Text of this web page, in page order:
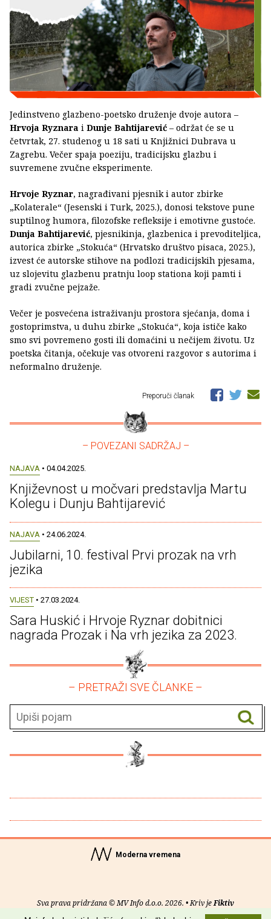
Jedinstveno glazbeno-poetsko druženje dvoje autora –
Hrvoja Ryznara i Dunje Bahtijarević – održat će se u
četvrtak, 27. studenog u 18 sati u Knjižnici Dubrava u
Zagrebu. Večer spaja poeziju, tradicijsku glazbu i
suvremene zvučne eksperimente.
Hrvoje Ryznar, nagrađivani pjesnik i autor zbirke
„Kolaterale“ (Jesenski i Turk, 2025.), donosi tekstove pune
suptilnog humora, filozofske refleksije i emotivne gustoće.
Dunja Bahtijarević, pjesnikinja, glazbenica i prevoditeljica,
autorica zbirke „Stokuća“ (Hrvatsko društvo pisaca, 2025.),
izvest će autorske stihove na podlozi tradicijskih pjesama,
uz slojevitu glazbenu pratnju loop stationa koji pamti i
gradi zvučne pejzaže.
Večer je posvećena istraživanju prostora sjećanja, doma i
gostoprimstva, u duhu zbirke „Stokuća“, koja ističe kako
smo svi povremeno gosti ili domaćini u nečijem životu. Uz
poetska čitanja, očekuje vas otvoreni razgovor s autorima i
neformalno druženje.
Preporuči članak
– POVEZANI SADRŽAJ –
NAJAVA • 04.04.2025.
Književnost u močvari predstavlja Martu
Kolegu i Dunju Bahtijarević
NAJAVA • 24.06.2024.
Jubilarni, 10. festival Prvi prozak na vrh
jezika
VIJEST • 27.03.2024.
Sara Huskić i Hrvoje Ryznar dobitnici
nagrada Prozak i Na vrh jezika za 2023.
– PRETRAŽI SVE ČLANKE –
Moderna vremena
Sva prava pridržana © MV Info d.o.o. 2026. • Kriv jeFiktiv